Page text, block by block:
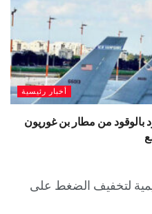
أخبار رئيسية
بالوقود من مطار بن غوريون
لتخفيف الضغط على